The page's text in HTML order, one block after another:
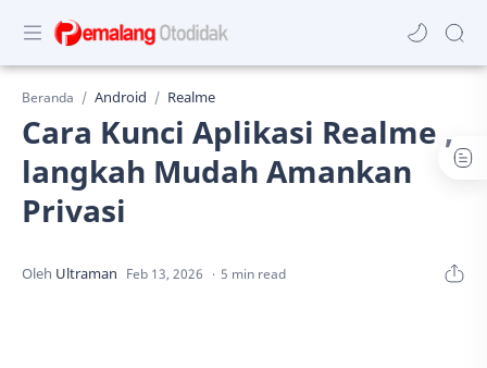
Beranda Android Realme
Cara Kunci Aplikasi Realme ,
langkah Mudah Amankan
Privasi
5 min read